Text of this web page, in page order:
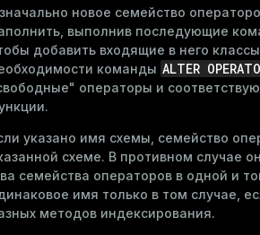
новое семейство
выполнив последующие
добавить входящие в него
команды ALTER
операторы и
указано имя схемы, семейство
схеме. В противном случае
семейства операторов в одной и
имя только в том случае,
методов индексирования.